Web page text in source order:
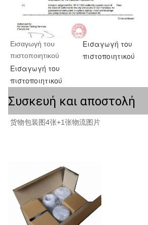
Εισαγωγή του
πιστοποιητικού
Εισαγωγή του
πιστοποιητικού
Εισαγωγή του
πιστοποιητικού
Συσκευή και αποστολή
货物包装图4张+1张物流图片